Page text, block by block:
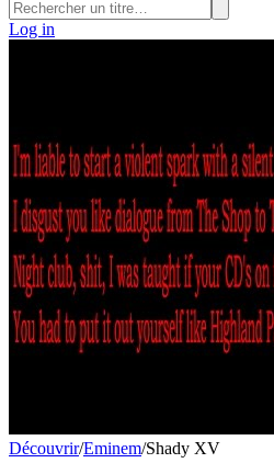
Log in
Découvrir/Eminem/Shady XV